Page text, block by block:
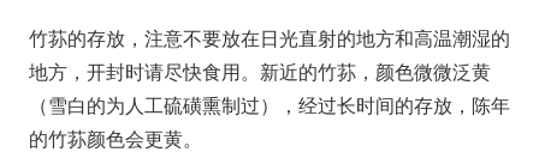
竹荪的存放，注意不要放在日光直射的地方和高温潮湿的
地方，开封时请尽快食用。新近的竹荪，颜色微微泛黄
（雪白的为人工硫磺熏制过），经过长时间的存放，陈年
的竹荪颜色会更黄。